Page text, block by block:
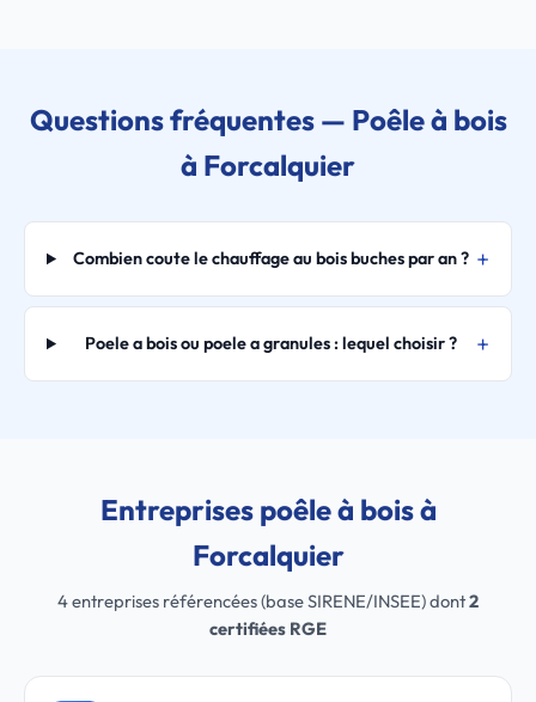
Questions fréquentes — Poêle à bois
à Forcalquier
Combien coute le chauffage au bois buches par an ?
Poele a bois ou poele a granules : lequel choisir ?
Entreprises poêle à bois à
Forcalquier
4 entreprises référencées (base SIRENE/INSEE) dont2
certifiées RGE